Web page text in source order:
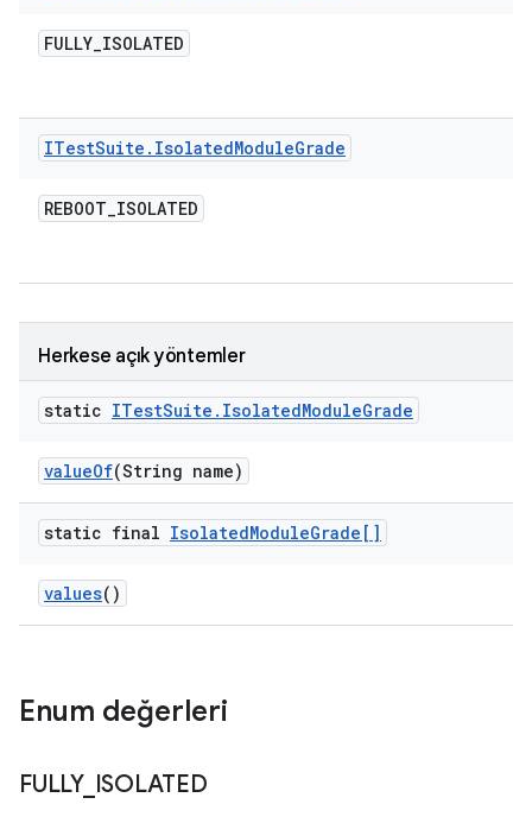
FULLY_ISOLATED
ITestSuite . IsolatedModuleGrade
REBOOT_ISOLATED
Herkese açık yöntemler
static ITestSuite . IsolatedModuleGrade
valueOf(String name)
static final IsolatedModuleGrade[]
values()
Enum değerleri
FULLY_ ISOLATED